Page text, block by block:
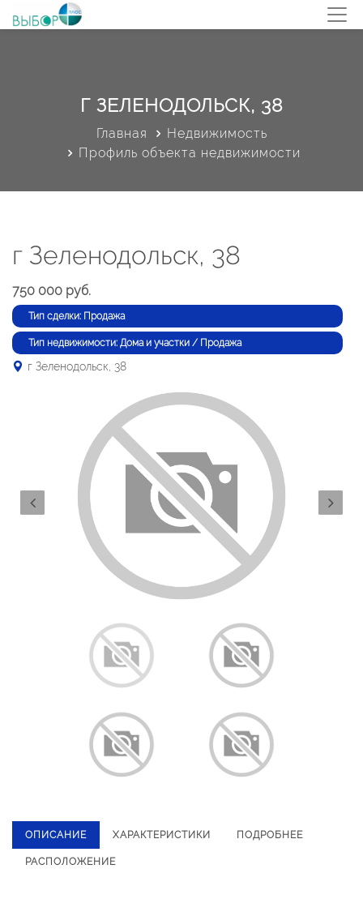
Г ЗЕЛЕНОДОЛЬСК, 38
Главная
Недвижимость
Профиль объекта недвижимости
г Зеленодольск, 38
750 000 руб.
Тип сделки: Продажа
Тип недвижимости: Дома и участки / Продажа
г Зеленодольск, 38
ОПИСАНИЕ ХАРАКТЕРИСТИКИ ПОДРОБНЕЕ
РАСПОЛОЖЕНИЕ